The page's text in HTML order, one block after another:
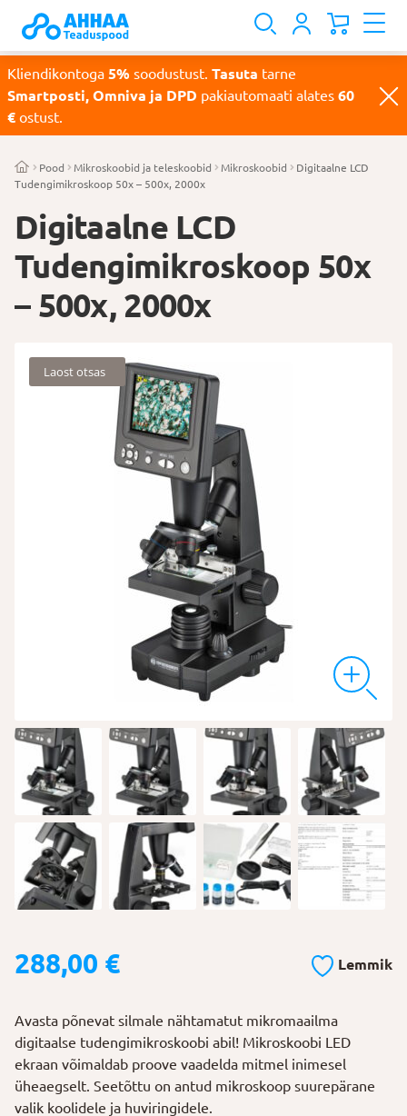
Kliendikontoga 5% soodustust. Tasuta tarne
Smartposti, Omniva ja DPD pakiautomaati alates 60
€ ostust.
Pood Mikroskoobid ja teleskoobid Mikroskoobid
Digitaalne LCD
Tudengimikroskoop 50x – 500x, 2000x
Digitaalne LCD
Tudengimikroskoop 50x
– 500x, 2000x
Laost otsas
288,00 € Lemmik
Avasta põnevat silmale nähtamatut mikromaailma
digitaalse tudengimikroskoobi abil! Mikroskoobi LED
ekraan võimaldab proove vaadelda mitmel inimesel
üheaegselt. Seetõttu on antud mikroskoop suurepärane
valik koolidele ja huviringidele.